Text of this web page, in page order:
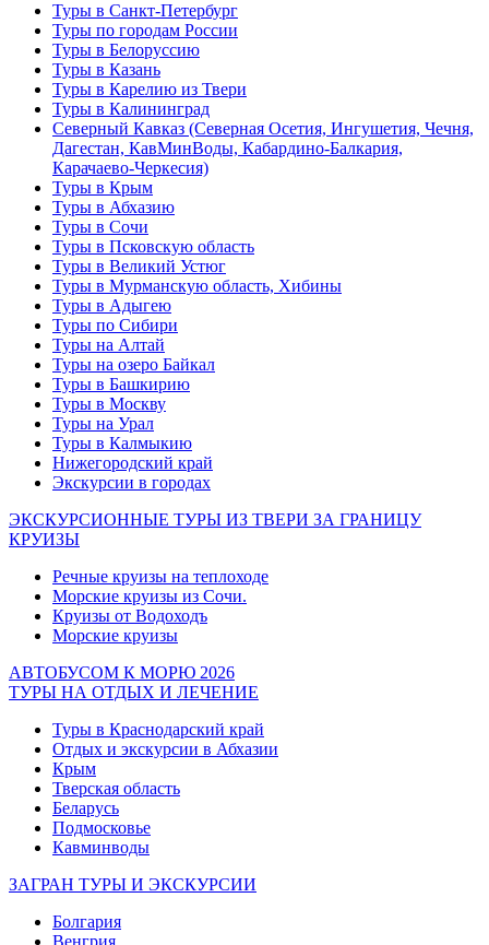
Туры в Санкт-Петербург
Туры по городам России
Туры в Белоруссию
Туры в Казань
Туры в Карелию из Твери
Туры в Калининград
Северный Кавказ (Северная Осетия, Ингушетия, Чечня,
Дагестан, КавМинВоды, Кабардино-Балкария,
Карачаево-Черкесия)
Туры в Крым
Туры в Абхазию
Туры в Сочи
Туры в Псковскую область
Туры в Великий Устюг
Туры в Мурманскую область, Хибины
Туры в Адыгею
Туры по Сибири
Туры на Алтай
Туры на озеро Байкал
Туры в Башкирию
Туры в Москву
Туры на Урал
Туры в Калмыкию
Нижегородский край
Экскурсии в городах
ЭКСКУРСИОННЫЕ ТУРЫ ИЗ ТВЕРИ ЗА ГРАНИЦУ
КРУИЗЫ
Речные круизы на теплоходе
Морские круизы из Сочи.
Круизы от Водоходъ
Морские круизы
АВТОБУСОМ К МОРЮ 2026
ТУРЫ НА ОТДЫХ И ЛЕЧЕНИЕ
Туры в Краснодарский край
Отдых и экскурсии в Абхазии
Крым
Тверская область
Беларусь
Подмосковье
Кавминводы
ЗАГРАН ТУРЫ И ЭКСКУРСИИ
Болгария
Венгрия